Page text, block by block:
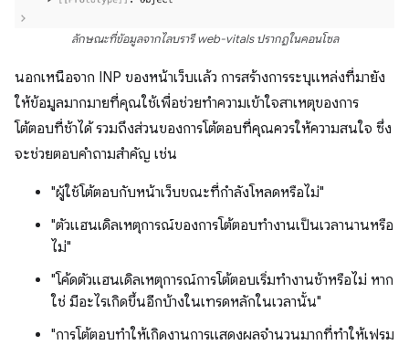
ลักษณะที่ข้อมูลจากไลบรารี web-vitals ปรากฏในคอนโซล
นอกเหนือจาก INP ของหน้าเว็บแล้ว การสร้างการระบุแหล่งที่มายัง
ให้ข้อมูลมากมายที่คุณใช้เพื่อช่วยทําความเข้าใจสาเหตุของการ
โต้ตอบที่ช้าได้ รวมถึงส่วนของการโต้ตอบที่คุณควรให้ความสนใจ ซึ่ง
จะช่วยตอบคำถามสำคัญ เช่น
"ผู้ใช้โต้ตอบกับหน้าเว็บขณะที่กำลังโหลดหรือไม่"
"ตัวแฮนเดิลเหตุการณ์ของการโต้ตอบทํางานเป็นเวลานานหรือ
ไม่"
"โค้ดตัวแฮนเดิลเหตุการณ์การโต้ตอบเริ่มทำงานช้าหรือไม่ หาก
ใช่ มีอะไรเกิดขึ้นอีกบ้างในเทรดหลักในเวลานั้น"
"การโต้ตอบทำให้เกิดงานการแสดงผลจำนวนมากที่ทำให้เฟรม